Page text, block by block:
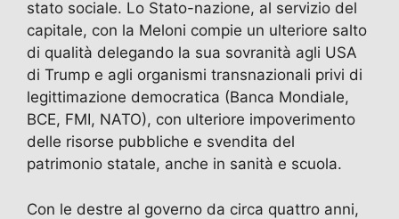
stato sociale. Lo Stato-nazione, al servizio del
capitale, con la Meloni compie un ulteriore salto
di qualità delegando la sua sovranità agli USA
di Trump e agli organismi transnazionali privi di
legittimazione democratica (Banca Mondiale,
BCE, FMI, NATO), con ulteriore impoverimento
delle risorse pubbliche e svendita del
patrimonio statale, anche in sanità e scuola.
Con le destre al governo da circa quattro anni,